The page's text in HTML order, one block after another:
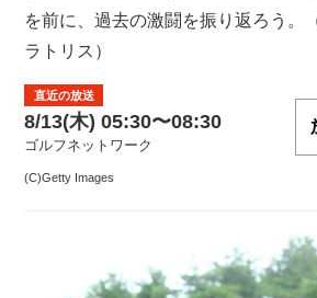
を前に、過去の激闘を振り返ろう。
ラトリス）
直近の放送
8/13(木) 05:30〜08:30
ゴルフネットワーク
(C)Getty Images